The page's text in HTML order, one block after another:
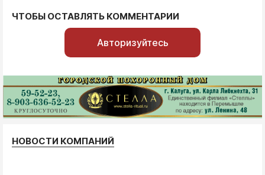
ЧТОБЫ ОСТАВЛЯТЬ КОММЕНТАРИИ
Авторизуйтесь
НОВОСТИ КОМПАНИЙ